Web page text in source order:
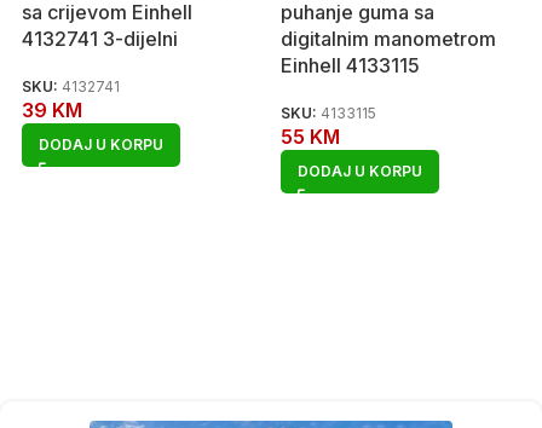
sa crijevom Einhell
4132741 3-dijelni
SKU: 4132741
39 KM
DODAJ U KORPU
puhanje guma sa
digitalnim manometrom
Einhell 4133115
SKU: 4133115
55 KM
DODAJ U KORPU